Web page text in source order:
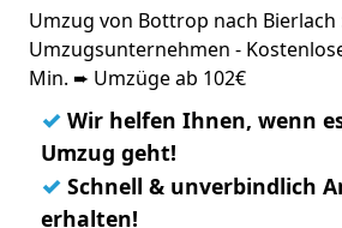
Umzug von Bottrop nach Bierlach
Umzugsunternehmen -
Min. ➨ Umzüge ab 102€
✓ Wir helfen Ihnen, wenn
Umzug geht!
✓ Schnell & unverbindlich
erhalten!